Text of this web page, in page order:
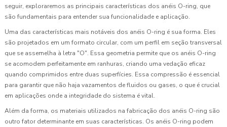
seguir, exploraremos as principais características dos anéis O-ring, que
são fundamentais para entender sua funcionalidade e aplicação.
Uma das características mais notáveis dos anéis O-ring é sua forma. Eles
são projetados em um formato circular, com um perfil em seção transversal
que se assemelha à letra "O". Essa geometria permite que os anéis O-ring
se acomodem perfeitamente em ranhuras, criando uma vedação eficaz
quando comprimidos entre duas superfícies. Essa compressão é essencial
para garantir que não haja vazamentos de fluidos ou gases, o que é crucial
em aplicações onde a integridade do sistema é vital.
Além da forma, os materiais utilizados na fabricação dos anéis O-ring são
outro fator determinante em suas características. Os anéis O-ring podem